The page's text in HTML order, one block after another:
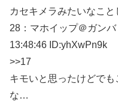
カセキメラみたいなこと
28： マホイップ＠ガン
13:48:46 ID:yhXwPn9k
>>17
キモいと思ったけどで
な…